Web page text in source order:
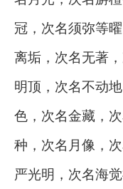
冠，次名须弥等
离垢，次名无著
明顶，次名不动
色，次名金藏，
种，次名月像，
严光明，次名海